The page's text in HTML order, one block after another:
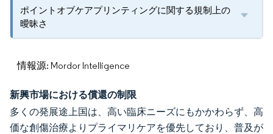
ポイントオブケアプリンティングに関する規制上の
曖昧さ
情報源: Mordor Intelligence
新興市場における償還の制限
多くの発展途上国は、高い臨床ニーズにもかかわらず、高
価な創傷治療よりプライマリケアを優先しており、普及が